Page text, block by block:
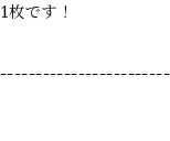
1枚です！